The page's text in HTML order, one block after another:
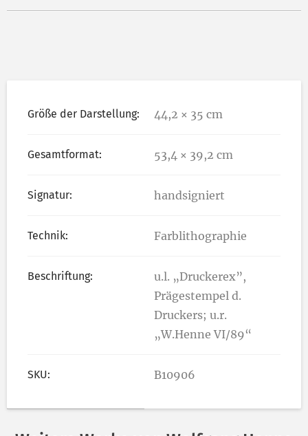
Größe der Darstellung: 44,2 × 35 cm
Gesamtformat: 53,4 × 39,2 cm
Signatur: handsigniert
Technik: Farblithographie
Beschriftung:
u.l. „Druckerex”,
Prägestempel d.
Druckers; u.r.
„W.Henne VI/89“
SKU: B10906